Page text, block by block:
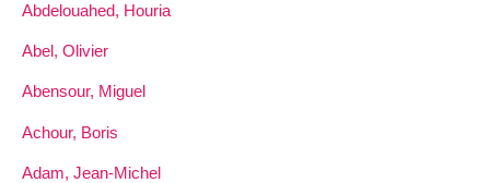
Abdelouahed, Houria
Abel, Olivier
Abensour, Miguel
Achour, Boris
Adam, Jean-Michel